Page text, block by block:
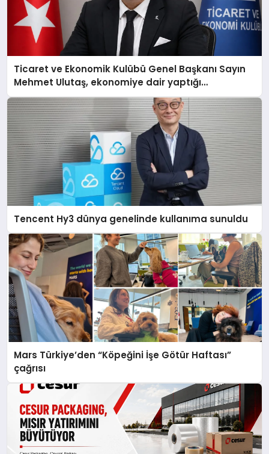
Ticaret ve Ekonomik Kulübü Genel Başkanı Sayın
Mehmet Ulutaş, ekonomiye dair yaptığı
açıklamada şunları kaydetti:
Tencent Hy3 dünya genelinde kullanıma sunuldu
Mars Türkiye’den “Köpeğini İşe Götür Haftası”
çağrısı